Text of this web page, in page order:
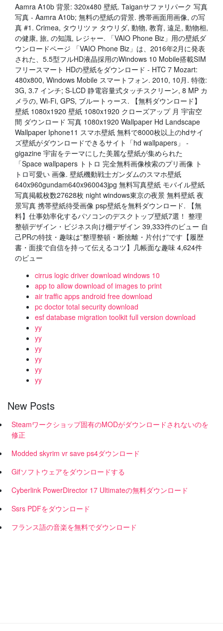
Aamra A10b 背景: 320x480 壁紙. Taiganサファリパーク 写真
写真 - Aamra A10b; 無料の壁紙の背景. 携帯画面用画像, の写
真 #1. Crimea, タウリツァ タウリダ, 動物, 教育, 遠足, 動物相,
の健康, 旅, の知識, レジャー. 「VAIO Phone Biz」用の壁紙ダ
ウンロードページ 「VAIO Phone Biz」は、2016年2月に発表
された、5.5型フルHD液晶採用のWindows 10 Mobile搭載SIM
フリースマート HDの壁紙をダウンロード - HTC 7 Mozart:
480x800, Windows Mobile スマートフォン. 2010, 10月. 特徴:
3G, 3.7 インチ; S-LCD 静電容量式タッチスクリーン, 8 MP カ
メラの, Wi-Fi, GPS, ブルートゥース. 【無料ダウンロード】
壁紙 1080x1920 壁紙 1080x1920 クローズアップ 月 宇宙空
間 ダウンロード 写真 1080x1920 Wallpaper Hd Landscape
Wallpaper Iphone11 スマホ壁紙 無料で8000枚以上のhdサイ
ズ壁紙がダウンロードできるサイト「hd wallpapers」 -
gigazine 宇宙をテーマにした美麗な壁紙が集められた
「Space wallpapers トトロ 完全無料画像検索のプリ画像 ト
トロ可愛い 画像. 壁紙機動戦士ガンダムのスマホ壁紙
640x960gundam640x960043jpg 無料写真壁紙 モバイル壁紙
写真掲載枚数27628枚 night windows東京の夜景 無料壁紙 夜
景写真 携帯壁紙待受画像 psp壁紙を無料ダウンロード. 【無
料】仕事効率化するパソコンのデスクトップ壁紙7選！ 整理
整頓デザイン・ビジネス向け棚デザイン 39,333件のビュー 自
己PRの特技・趣味は”整理整頓・断捨離・片付け”です【履歴
書・面接で自信を持って伝えるコツ】几帳面な趣味 4,624件
のビュー
cirrus logic driver download windows 10
app to allow download of images to print
air traffic apps android free download
pc doctor total security download
esf database migration toolkit full version download
yy
yy
yy
yy
yy
yy
New Posts
Steamワークショップ固有のMODがダウンロードされないのを
修正
Modded skyrim vr save ps4ダウンロード
Gifソフトウェアをダウンロードする
Cyber​​link PowerDirector 17 Ultimateの無料ダウンロード
Ssrs PDFをダウンロード
フランス語の音楽を無料でダウンロード